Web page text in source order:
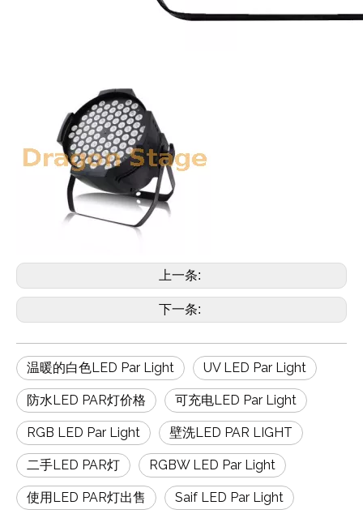
上一条:
下一条:
温暖的白色LED Par Light UV LED Par Light
防水LED PAR灯价格 可充电LED Par Light
RGB LED Par Light 壁洗LED PAR LIGHT
二手LED PAR灯 RGBW LED Par Light
使用LED PAR灯出售 Saif LED Par Light